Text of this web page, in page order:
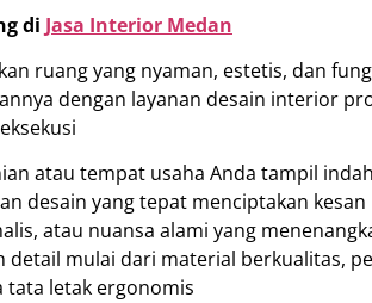
di Jasa Interior Medan
ruang yang nyaman, estetis, dan
dengan layanan desain interior
atau tempat usaha Anda tampil
desain yang tepat menciptakan kesan
atau nuansa alami yang
detail mulai dari material berkualitas,
tata letak ergonomis